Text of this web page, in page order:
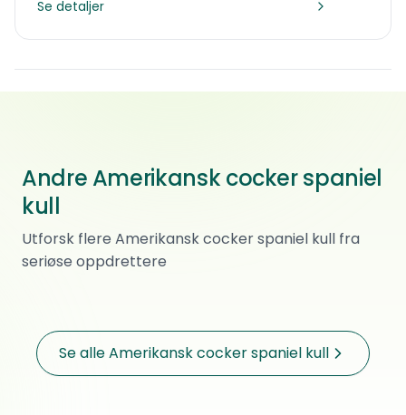
Se detaljer
Andre Amerikansk cocker spaniel
kull
Utforsk flere Amerikansk cocker spaniel kull fra
seriøse oppdrettere
Planlagt
G- kull
Amerikansk cocker spaniel ·Renraset
Eidsvoll
Se alle Amerikansk cocker spaniel kull